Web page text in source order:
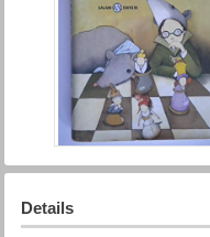
Details